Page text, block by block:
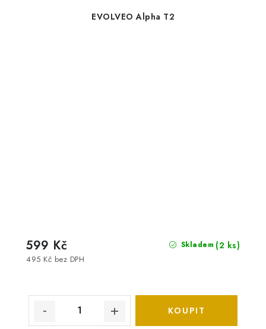
EVOLVEO Alpha T2
Skladem (2 ks)
495 Kč bez DPH
599 Kč